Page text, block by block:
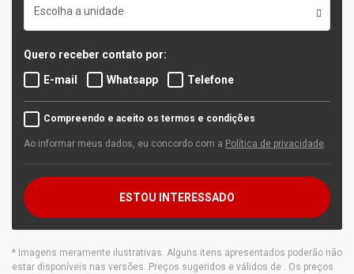
Escolha a unidade
Quero receber contato por:
E-mail
Whatsapp Telefone
Compreendo e aceito os termos e condições
Ao informar meus dados, eu concordo com a Política de privacidade.
ESTOU INTERESSADO
* Imagens meramente ilustrativas. Alguns itens apresentados poderão não
estar disponíveis nas versões. Preços sugeridos e válidos de . Os preços